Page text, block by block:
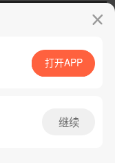
App免费看
打开APP
继续